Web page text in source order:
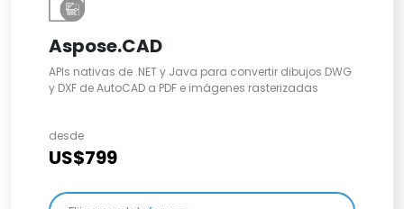
Aspose.CAD
APIs nativas de .NET y Java para convertir dibujos DWG
y DXF de AutoCAD a PDF e imágenes rasterizadas
desde
US$799